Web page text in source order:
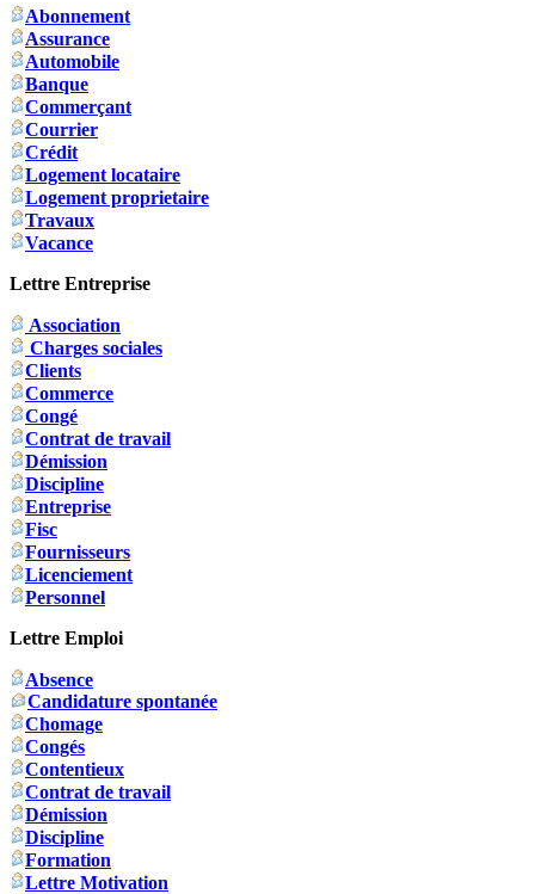
Abonnement
Assurance
Automobile
Banque
Commerçant
Courrier
Crédit
Logement locataire
Logement proprietaire
Travaux
Vacance
Lettre Entreprise
Association
Charges sociales
Clients
Commerce
Congé
Contrat de travail
Démission
Discipline
Entreprise
Fisc
Fournisseurs
Licenciement
Personnel
Lettre Emploi
Absence
Candidature spontanée
Chomage
Congés
Contentieux
Contrat de travail
Démission
Discipline
Formation
Lettre Motivation